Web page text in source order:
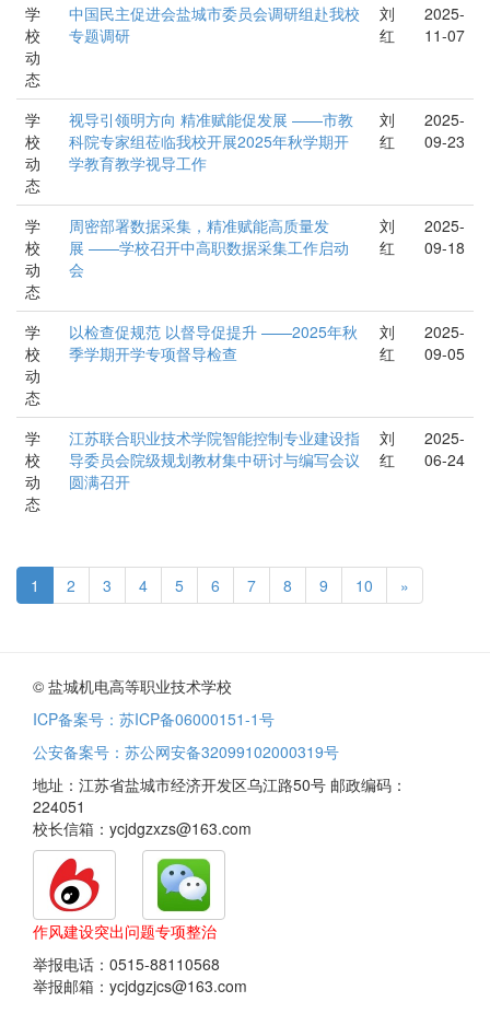
学
校
动
态
中国民主促进会盐城市委员会调研组赴我校
专题调研
刘
红
2025-
11-07
学
校
动
态
视导引领明方向 精准赋能促发展 ——市教
科院专家组莅临我校开展2025年秋学期开
学教育教学视导工作
刘
红
2025-
09-23
学
校
动
态
周密部署数据采集，精准赋能高质量发
展 ——学校召开中高职数据采集工作启动
会
刘
红
2025-
09-18
学
校
动
态
以检查促规范 以督导促提升 ——2025年秋
季学期开学专项督导检查
刘
红
2025-
09-05
学
校
动
态
江苏联合职业技术学院智能控制专业建设指
导委员会院级规划教材集中研讨与编写会议
圆满召开
刘
红
2025-
06-24
1 2 3 4 5 6 7 8 9 10 »
© 盐城机电高等职业技术学校
ICP备案号：苏ICP备06000151-1号
公安备案号：苏公网安备32099102000319号
地址：江苏省盐城市经济开发区乌江路50号 邮政编码：
224051
校长信箱：ycjdgzxzs@163.com
作风建设突出问题专项整治
举报电话：0515-88110568
举报邮箱：ycjdgzjcs@163.com